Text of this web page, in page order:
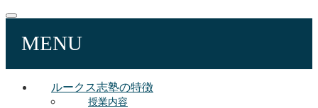
MENU
ルークス志塾の特徴
授業内容